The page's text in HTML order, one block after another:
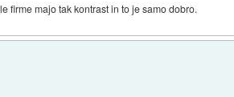
firme majo tak kontrast in to je samo dobro.